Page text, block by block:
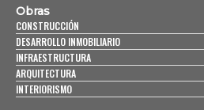
Obras
CONSTRUCCIÓN
DESARROLLO INMOBILIARIO
INFRAESTRUCTURA
ARQUITECTURA
INTERIORISMO